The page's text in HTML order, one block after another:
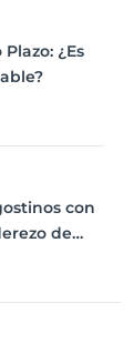
¿Es
con
de